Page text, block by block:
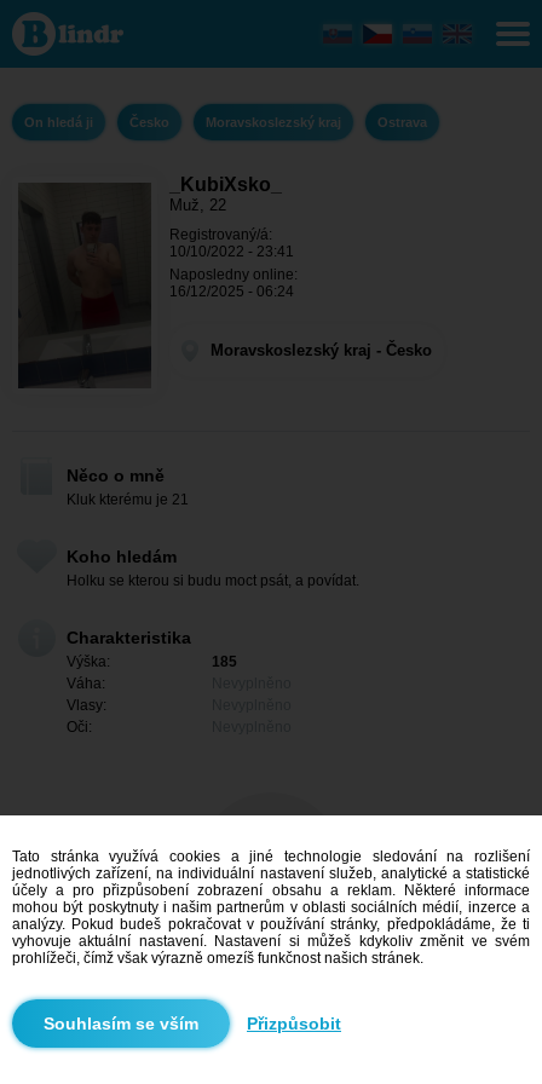
_KubiXsko_ - On
hledá ji
Moravskoslezský
kraj - Ostrava
On hledá ji Česko Moravskoslezský kraj Ostrava
_KubiXsko_
Muž, 22
Registrovaný/á:
10/10/2022 - 23:41
Naposledny online:
16/12/2025 - 06:24
Moravskoslezský kraj - Česko
Něco o mně
Kluk kterému je 21
Koho hledám
Holku se kterou si budu moct psát, a povídat.
Charakteristika
Výška:
185
Váha:
Vlasy:
Oči:
Mám zájem
Vyhledávání
Tato stránka využívá cookies a jiné technologie sledování na rozlišení
jednotlivých zařízení, na individuální nastavení služeb, analytické a statistické
účely a pro přizpůsobení zobrazení obsahu a reklam. Některé informace
mohou být poskytnuty i našim partnerům v oblasti sociálních médií, inzerce a
analýzy. Pokud budeš pokračovat v používání stránky, předpokládáme, že ti
vyhovuje aktuální nastavení. Nastavení si můžeš kdykoliv změnit ve svém
prohlížeči, čímž však výrazně omezíš funkčnost našich stránek.
Přizpůsobit